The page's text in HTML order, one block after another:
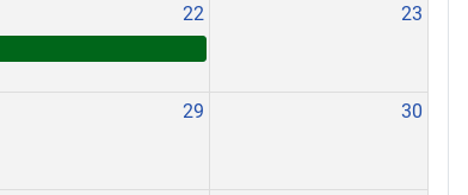
22 23
29 30